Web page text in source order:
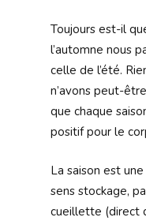
Toujours est-il
l’automne nous
celle de l’été.
n’avons peut-
que chaque
positif pour le
La saison est
sens stockage,
cueillette (direct